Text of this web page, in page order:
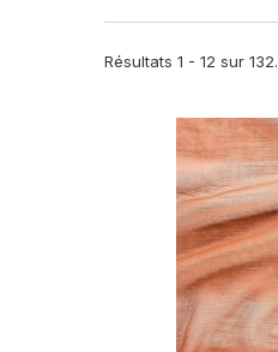
Résultats 1 - 12 sur 132.